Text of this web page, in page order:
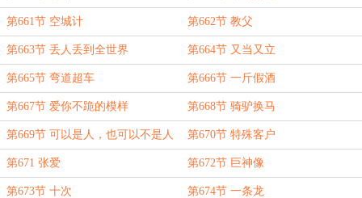
第661节 空城计 第662节 教父
第663节 丢人丢到全世界 第664节 又当又立
第665节 弯道超车 第666节 一斤假酒
第667节 爱你不跪的模样 第668节 骑驴换马
第669节 可以是人，也可以不是人 第670节 特殊客户
第671 张爱 第672节 巨神像
第673节 十次 第674节 一条龙